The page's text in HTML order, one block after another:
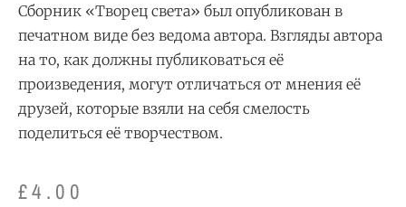
Сборник «Творец света» был опубликован в
печатном виде без ведома автора. Взгляды автора
на то, как должны публиковаться её
произведения, могут отличаться от мнения её
друзей, которые взяли на себя смелость
поделиться её творчеством.
£4.00